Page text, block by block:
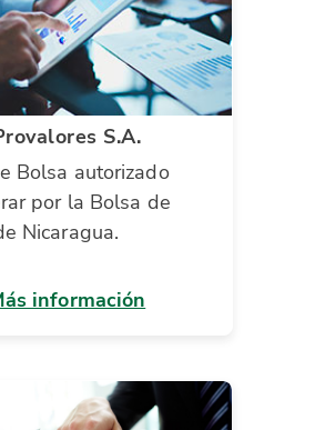
S.A.
Bolsa autorizado
por la Bolsa de
Nicaragua.
información